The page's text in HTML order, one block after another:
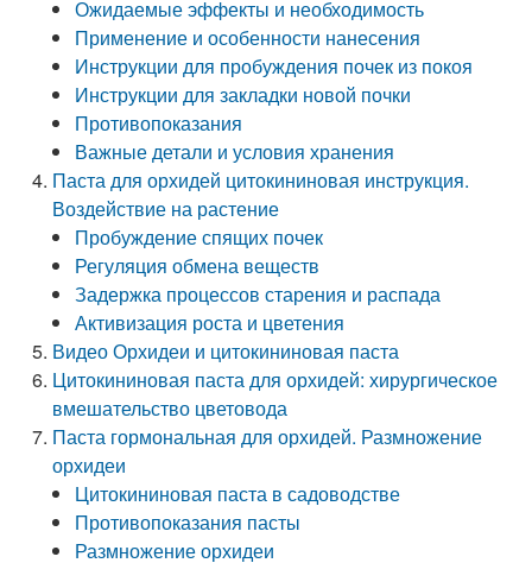
Ожидаемые эффекты и необходимость
Применение и особенности нанесения
Инструкции для пробуждения почек из покоя
Инструкции для закладки новой почки
Противопоказания
Важные детали и условия хранения
Паста для орхидей цитокининовая инструкция.
Воздействие на растение
Пробуждение спящих почек
Регуляция обмена веществ
Задержка процессов старения и распада
Активизация роста и цветения
Видео Орхидеи и цитокининовая паста
Цитокининовая паста для орхидей: хирургическое
вмешательство цветовода
Паста гормональная для орхидей. Размножение
орхидеи
Цитокининовая паста в садоводстве
Противопоказания пасты
Размножение орхидеи